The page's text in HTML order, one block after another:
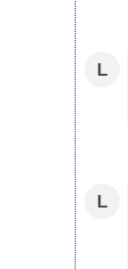
L
L